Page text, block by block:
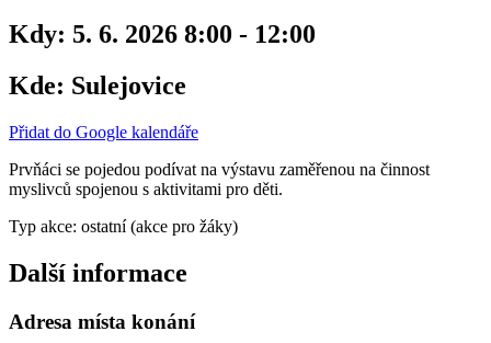
Kdy: 5. 6. 2026 8:00 - 12:00
Kde: Sulejovice
Přidat do Google kalendáře
Prvňáci se pojedou podívat na výstavu zaměřenou na činnost
myslivců spojenou s aktivitami pro děti.
Typ akce: ostatní (akce pro žáky)
Další informace
Adresa místa konání